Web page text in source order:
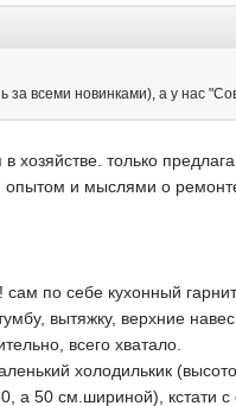
всеми новинками), а у нас
только
и мыслями о
по себе кухонный
вытяжку, верхние
всего хватало.
холодилькик
а 50 см.шириной), кстати